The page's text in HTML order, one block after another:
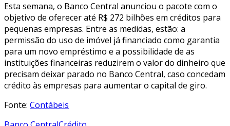
Esta semana, o Banco Central anunciou o pacote com o
objetivo de oferecer até R$ 272 bilhões em créditos para
pequenas empresas. Entre as medidas, estão: a
permissão do uso de imóvel já financiado como garantia
para um novo empréstimo e a possibilidade de as
instituições financeiras reduzirem o valor do dinheiro que
precisam deixar parado no Banco Central, caso concedam
crédito às empresas para aumentar o capital de giro.
Fonte: Contábeis